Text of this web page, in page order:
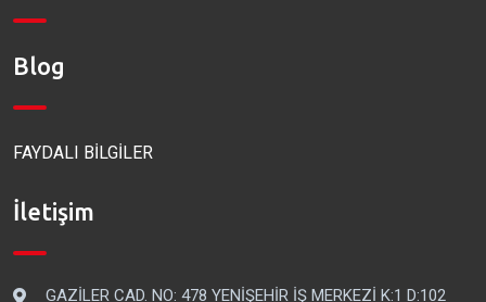
Blog
FAYDALI BİLGİLER
İletişim
GAZİLER CAD. NO: 478 YENİŞEHİR İŞ MERKEZİ K:1 D:102